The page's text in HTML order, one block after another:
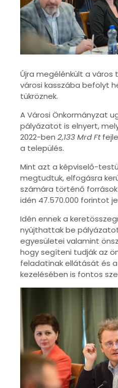
Újra megélénkült a város
városi kasszába befolyt
tükröznek.
A Városi Önkormányzat
pályázatot is elnyert,
2022-ben 2,133 Mrd Ft
a település.
Mint azt a képviselő-
megtudtuk, elfogásra
számára történő
idén 47.570.000 forintot
Idén ennek a
nyújthattak be
egyesületei valamint
hogy segíteni tudják az
feladatinak ellátását és
kezelésében is fontos